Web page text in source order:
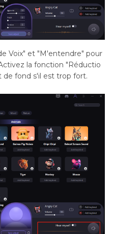
Voix" et "M'entendre" pour
la fonction "Réductio
de fond s'il est trop fort.